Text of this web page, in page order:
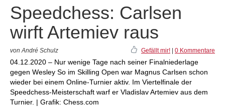
Speedchess: Carlsen
wirft Artemiev raus
von André Schulz Gefällt mir! 0 Kommentare
04.12.2020 – Nur wenige Tage nach seiner Finalniederlage
gegen Wesley So im Skilling Open war Magnus Carlsen schon
wieder bei einem Online-Turnier aktiv. Im Viertelfinale der
Speedchess-Meisterschaft warf er Vladislav Artemiev aus dem
Turnier. | Grafik: Chess.com